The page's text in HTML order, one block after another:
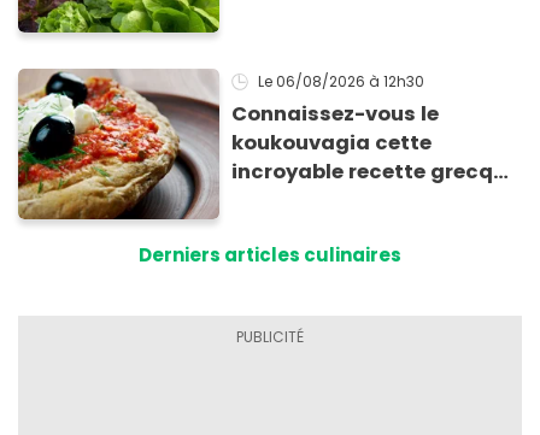
Le 06/08/2026 à 12h30
Connaissez-vous le
koukouvagia cette
incroyable recette grecque
Derniers articles culinaires